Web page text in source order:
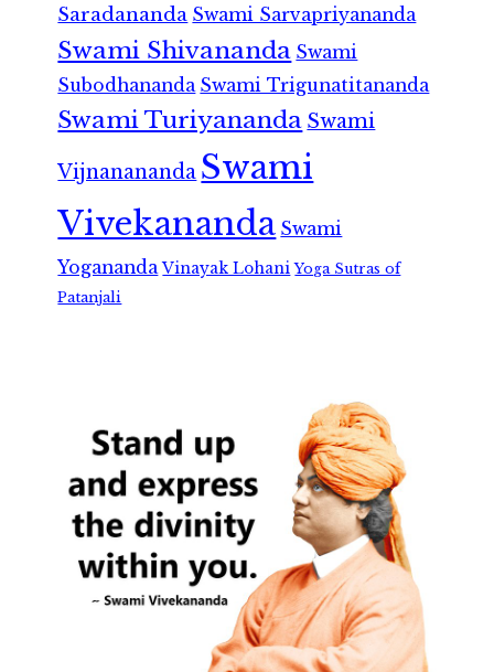
Saradananda Swami Sarvapriyananda
Swami Shivananda Swami
Subodhananda Swami Trigunatitananda
Swami Turiyananda Swami
Vijnanananda Swami
Vivekananda Swami
Yogananda Vinayak Lohani Yoga Sutras of
Patanjali